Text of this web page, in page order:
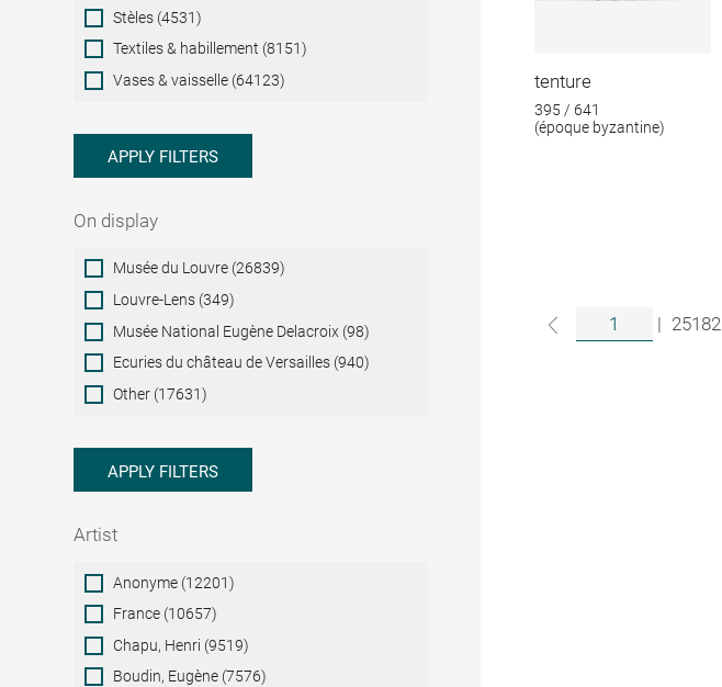
Stèles (4531)
Textiles & habillement (8151)
Vases & vaisselle (64123)
APPLY FILTERS
On display
On
display
Musée du Louvre (26839)
Louvre-Lens (349)
Musée National Eugène Delacroix (98)
Ecuries du château de Versailles (940)
Other (17631)
APPLY FILTERS
Artist
ArtistAnonyme (12201)
France (10657)
Chapu, Henri (9519)
Boudin, Eugène (7576)
tenture
395 / 641
(époque byzantine)
| 25182